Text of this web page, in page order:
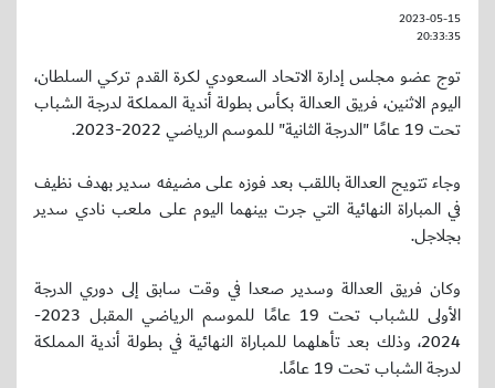
2023-05-15
20:33:35
توج عضو مجلس إدارة الاتحاد السعودي لكرة القدم تركي السلطان،
اليوم الاثنين، فريق العدالة بكأس بطولة أندية المملكة لدرجة الشباب
تحت 19 عامًا "الدرجة الثانية" للموسم الرياضي 2022-2023.
وجاء تتويج العدالة باللقب بعد فوزه على مضيفه سدير بهدف نظيف
في المباراة النهائية التي جرت بينهما اليوم على ملعب نادي سدير
بجلاجل.
وكان فريق العدالة وسدير صعدا في وقت سابق إلى دوري الدرجة
الأولى للشباب تحت 19 عامًا للموسم الرياضي المقبل 2023-
2024، وذلك بعد تأهلهما للمباراة النهائية في بطولة أندية المملكة
لدرجة الشباب تحت 19 عامًا.